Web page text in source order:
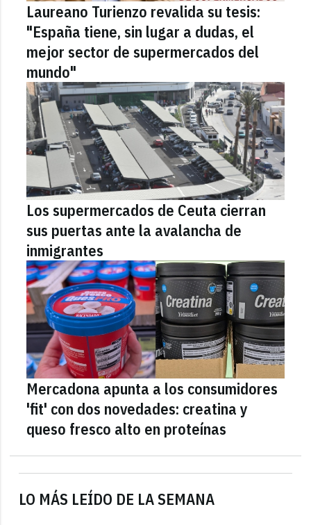
LO MÁS LEÍDO DE LA SEMANA
Laureano Turienzo revalida su tesis:
"España tiene, sin lugar a dudas, el
mejor sector de supermercados del
mundo"
Los supermercados de Ceuta cierran
sus puertas ante la avalancha de
inmigrantes
Mercadona apunta a los consumidores
'fit' con dos novedades: creatina y
queso fresco alto en proteínas